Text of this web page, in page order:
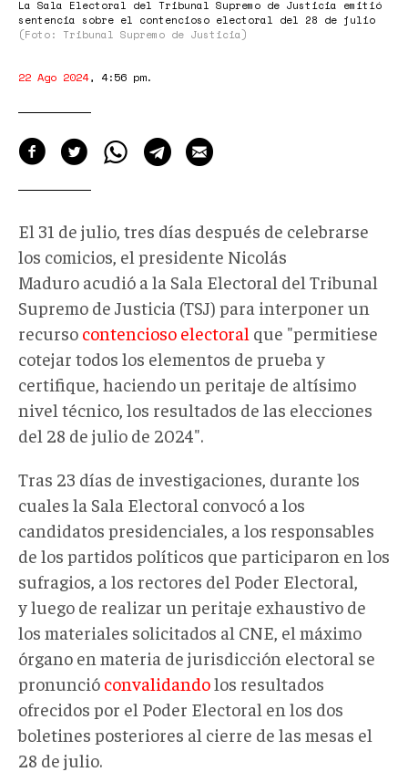
La Sala Electoral del Tribunal Supremo de Justicia emitió
sentencia sobre el contencioso electoral del 28 de julio
(Foto: Tribunal Supremo de Justicia)
22 Ago 2024, 4:56 pm.
El 31 de julio, tres días después de celebrarse
los comicios, el presidente Nicolás
Maduro acudió a la Sala Electoral del Tribunal
Supremo de Justicia (TSJ) para interponer un
recurso contencioso electoral que "permitiese
cotejar todos los elementos de prueba y
certifique, haciendo un peritaje de altísimo
nivel técnico, los resultados de las elecciones
del 28 de julio de 2024".
Tras 23 días de investigaciones, durante los
cuales la Sala Electoral convocó a los
candidatos presidenciales, a los responsables
de los partidos políticos que participaron en los
sufragios, a los rectores del Poder Electoral,
y luego de realizar un peritaje exhaustivo de
los materiales solicitados al CNE, el máximo
órgano en materia de jurisdicción electoral se
pronunció convalidandolos resultados
ofrecidos por el Poder Electoral en los dos
boletines posteriores al cierre de las mesas el
28 de julio.